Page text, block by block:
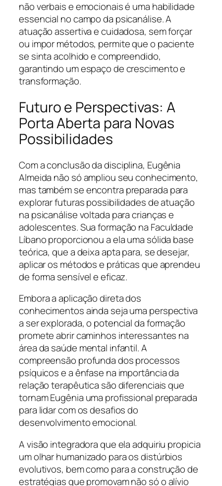
não verbais e emocionais é uma habilidade
essencial no campo da psicanálise. A
atuação assertiva e cuidadosa, sem forçar
ou impor métodos, permite que o paciente
se sinta acolhido e compreendido,
garantindo um espaço de crescimento e
transformação.
Futuro e Perspectivas: A
Porta Aberta para Novas
Possibilidades
Com a conclusão da disciplina, Eugênia
Almeida não só ampliou seu conhecimento,
mas também se encontra preparada para
explorar futuras possibilidades de atuação
na psicanálise voltada para crianças e
adolescentes. Sua formação na Faculdade
Líbano proporcionou a ela uma sólida base
teórica, que a deixa apta para, se desejar,
aplicar os métodos e práticas que aprendeu
de forma sensível e eficaz.
Embora a aplicação direta dos
conhecimentos ainda seja uma perspectiva
a ser explorada, o potencial da formação
promete abrir caminhos interessantes na
área da saúde mental infantil. A
compreensão profunda dos processos
psíquicos e a ênfase na importância da
relação terapêutica são diferenciais que
tornam Eugênia uma profissional preparada
para lidar com os desafios do
desenvolvimento emocional.
A visão integradora que ela adquiriu propicia
um olhar humanizado para os distúrbios
evolutivos, bem como para a construção de
estratégias que promovam não só o alívio